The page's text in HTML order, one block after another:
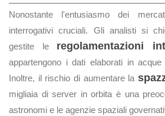
Nonostante l'entusiasmo dei
interrogativi cruciali. Gli analisti si
gestite le regolamentazioni
appartengono i dati elaborati in
Inoltre, il rischio di aumentare la
migliaia di server in orbita è una
astronomi e le agenzie spaziali